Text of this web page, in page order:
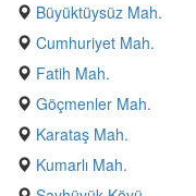
Büyüktüysüz Mah.
Cumhuriyet Mah.
Fatih Mah.
Göçmenler Mah.
Karataş Mah.
Kumarlı Mah.